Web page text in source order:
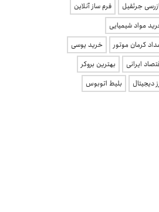
جرثقیل
فرم ساز آنلاین
مواد شیمیایی
کرمان موتور
خرید یوسی
ایرانی
بهترین بروکر
دیجیتال
بلیط اتوبوس